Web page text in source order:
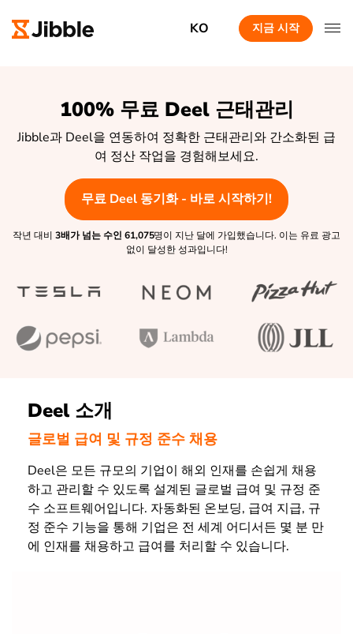
KO 지금 시작
100% 무료 Deel 근태관리
Jibble과 Deel을 연동하여 정확한 근태관리와 간소화된 급
여 정산 작업을 경험해보세요.
무료 Deel 동기화 - 바로 시작하기!
작년 대비 3배가 넘는 수인 61,075명이 지난 달에 가입했습니다. 이는 유료 광고
없이 달성한 성과입니다!
Deel 소개
글로벌 급여 및 규정 준수 채용
Deel은 모든 규모의 기업이 해외 인재를 손쉽게 채용
하고 관리할 수 있도록 설계된 글로벌 급여 및 규정 준
수 소프트웨어입니다. 자동화된 온보딩, 급여 지급, 규
정 준수 기능을 통해 기업은 전 세계 어디서든 몇 분 만
에 인재를 채용하고 급여를 처리할 수 있습니다.